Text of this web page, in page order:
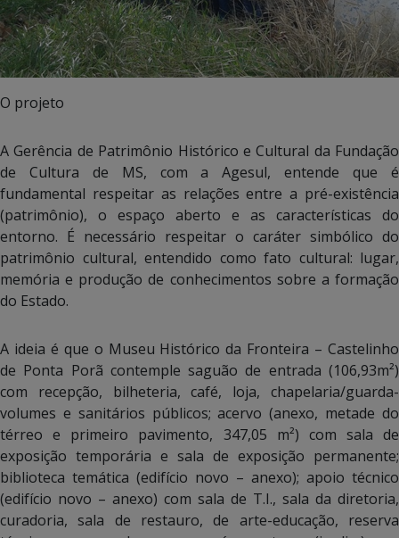
O projeto
A Gerência de Patrimônio Histórico e Cultural da Fundação
de Cultura de MS, com a Agesul, entende que é
fundamental respeitar as relações entre a pré-existência
(patrimônio), o espaço aberto e as características do
entorno. É necessário respeitar o caráter simbólico do
patrimônio cultural, entendido como fato cultural: lugar,
memória e produção de conhecimentos sobre a formação
do Estado.
A ideia é que o Museu Histórico da Fronteira – Castelinho
de Ponta Porã contemple saguão de entrada (106,93m²)
com recepção, bilheteria, café, loja, chapelaria/guarda-
volumes e sanitários públicos; acervo (anexo, metade do
térreo e primeiro pavimento, 347,05 m²) com sala de
exposição temporária e sala de exposição permanente;
biblioteca temática (edifício novo – anexo); apoio técnico
(edifício novo – anexo) com sala de T.I., sala da diretoria,
curadoria, sala de restauro, de arte-educação, reserva